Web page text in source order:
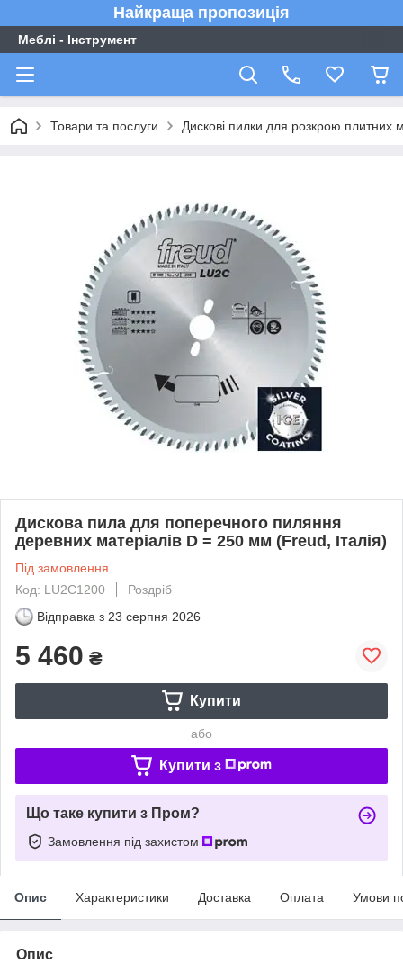
Найкраща пропозиція
Меблі - Інструмент
Товари та послуги Дискові пилки для розкрою плитних
Дискова пила для поперечного пиляння
деревних матеріалів D = 250 мм (Freud, Італія)
Під замовлення
Код: LU2С1200
Роздріб
Відправка з 23 серпня 2026
5 460 ₴
Купити
або
Купити з
Що таке купити з Пром?
Замовлення під захистом
Опис Характеристики Доставка Оплата Умови
Опис